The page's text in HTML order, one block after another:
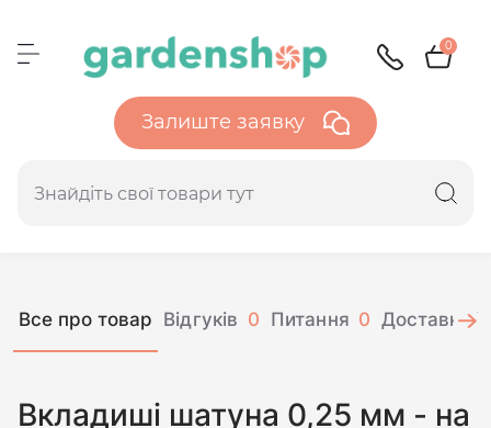
0
Залиште заявку
Все про товар Відгуків 0 Питання 0 Доставка і
Вкладиші шатуна 0,25 мм - на